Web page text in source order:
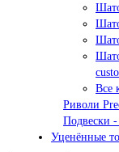
Все
Риволи
Подвески -
Уценённые